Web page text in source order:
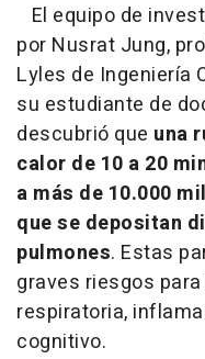
El equipo de
por Nusrat Jung,
Lyles de Ingeniería
su estudiante de
descubrió que una
calor de 10 a 20
a más de 10.000
que se depositan
pulmones. Estas
graves riesgos
respiratoria,
cognitivo.